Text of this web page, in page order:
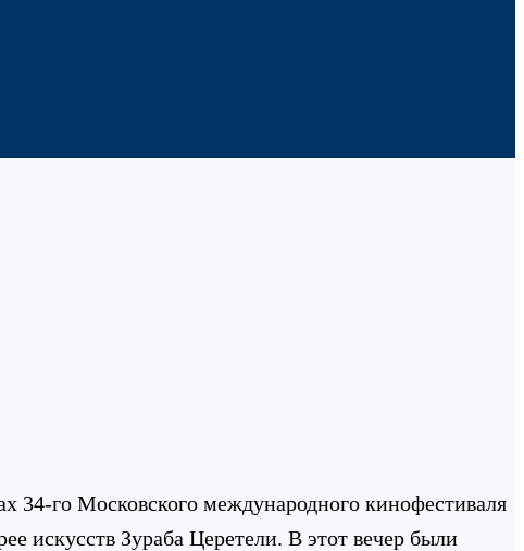
34-го Московского международного кинофестиваля
искусств Зураба Церетели. В этот вечер были